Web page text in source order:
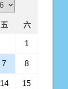
五 六
1
7 8
14 15